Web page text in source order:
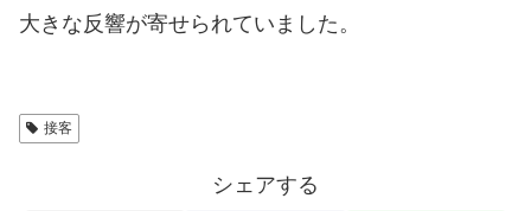
大きな反響が寄せられていました。
接客
シェアする